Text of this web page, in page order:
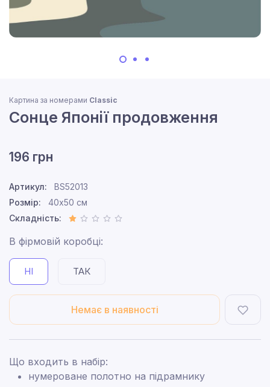
Картина за номерами Classic
Сонце Японії продовження
196 грн
Артикул:
BS52013
Розмір:
40x50 см
Складність:
В фірмовій коробці:
НІ ТАК
Немає в наявності
Що входить в набір:
нумероване полотно на підрамнику